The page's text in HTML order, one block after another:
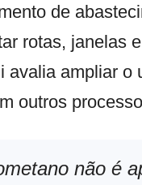
de
rotas, janelas
ampliar o
outros
não é